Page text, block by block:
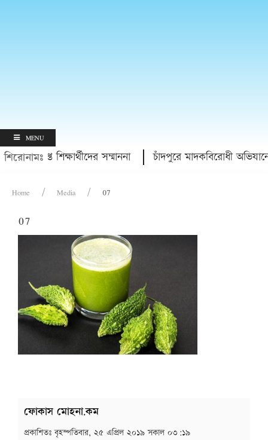
MENU
শিরোনামঃ
প্রাপ্ত শিক্ষার্থীদের সম্মাননা চাঁদপুরে মাদকবিরোধী
Home Media 07
07
ফোকাস মোহনা.কম
প্রকাশিতঃবৃহস্পতিবার, ২৫ এপ্রিল ২০১৯ সকাল ০৩:১৯